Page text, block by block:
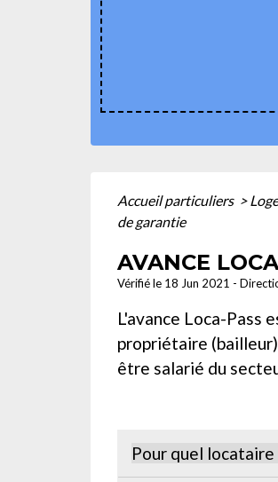
Accueil particuliers >
de garantie
AVANCE
Vérifié le 18 Jun 2021 -
L'avance Loca-Pass
propriétaire
être salarié du
Pour quel locataire